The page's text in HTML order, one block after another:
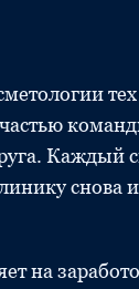
частью
Каждый
снова
на